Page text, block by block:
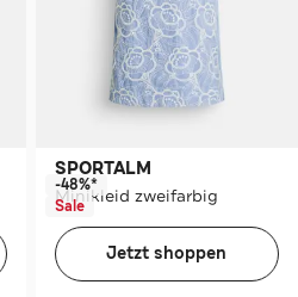
SPORTALM
Minikleid zweifarbig
-48%*
Sale
Jetzt shoppen